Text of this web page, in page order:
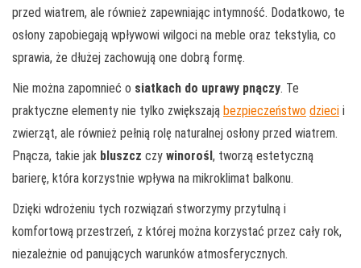
przed wiatrem, ale również zapewniając intymność. Dodatkowo, te
osłony zapobiegają wpływowi wilgoci na meble oraz tekstylia, co
sprawia, że dłużej zachowują one dobrą formę.
Nie można zapomnieć o siatkach do uprawy pnączy. Te
praktyczne elementy nie tylko zwiększają bezpieczeństwo dzieci i
zwierząt, ale również pełnią rolę naturalnej osłony przed wiatrem.
Pnącza, takie jak bluszcz czy winorośl, tworzą estetyczną
barierę, która korzystnie wpływa na mikroklimat balkonu.
Dzięki wdrożeniu tych rozwiązań stworzymy przytulną i
komfortową przestrzeń, z której można korzystać przez cały rok,
niezależnie od panujących warunków atmosferycznych.